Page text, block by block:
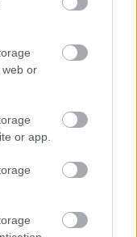
web or
or app.